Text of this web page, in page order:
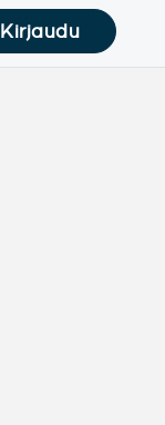
Kirjaudu